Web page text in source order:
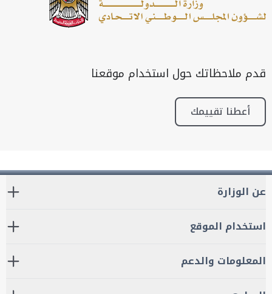
قدم ملاحظاتك حول استخدام موقعنا
أعطنا تقييمك
عن الوزارة
استخدام الموقع
المعلومات والدعم